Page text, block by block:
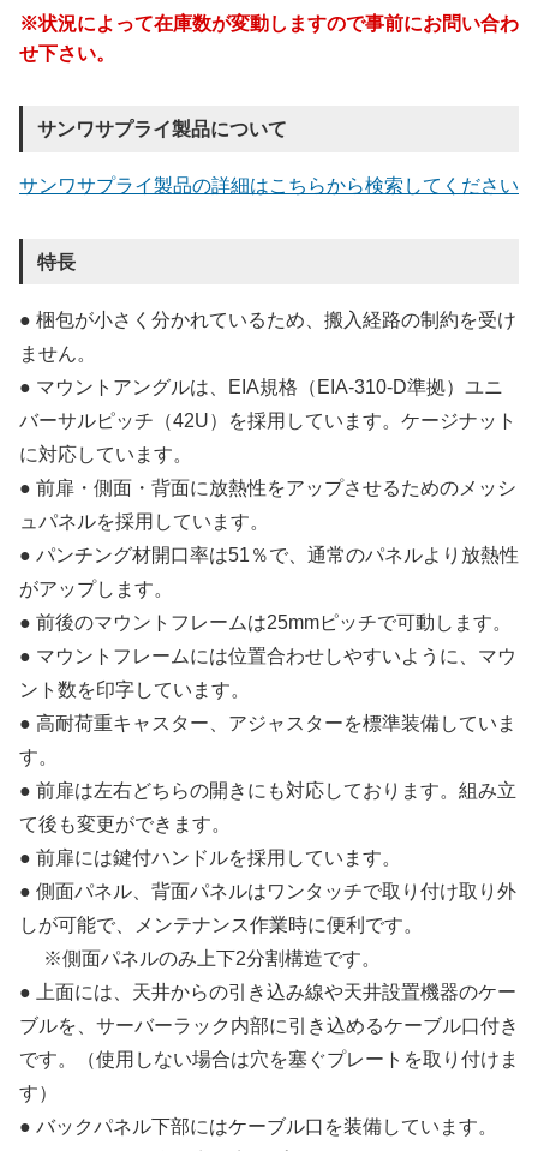
※状況によって在庫数が変動しますので事前にお問い合わ
せ下さい。
サンワサプライ製品について
サンワサプライ製品の詳細はこちらから検索してください
特長
● 梱包が小さく分かれているため、搬入経路の制約を受け
ません。
● マウントアングルは、EIA規格（EIA-310-D準拠）ユニ
バーサルピッチ（42U）を採用しています。ケージナット
に対応しています。
● 前扉・側面・背面に放熱性をアップさせるためのメッシ
ュパネルを採用しています。
● パンチング材開口率は51％で、通常のパネルより放熱性
がアップします。
● 前後のマウントフレームは25mmピッチで可動します。
● マウントフレームには位置合わせしやすいように、マウ
ント数を印字しています。
● 高耐荷重キャスター、アジャスターを標準装備していま
す。
● 前扉は左右どちらの開きにも対応しております。組み立
て後も変更ができます。
● 前扉には鍵付ハンドルを採用しています。
● 側面パネル、背面パネルはワンタッチで取り付け取り外
しが可能で、メンテナンス作業時に便利です。
※側面パネルのみ上下2分割構造です。
● 上面には、天井からの引き込み線や天井設置機器のケー
ブルを、サーバーラック内部に引き込めるケーブル口付き
です。（使用しない場合は穴を塞ぐプレートを取り付けま
す）
● バックパネル下部にはケーブル口を装備しています。